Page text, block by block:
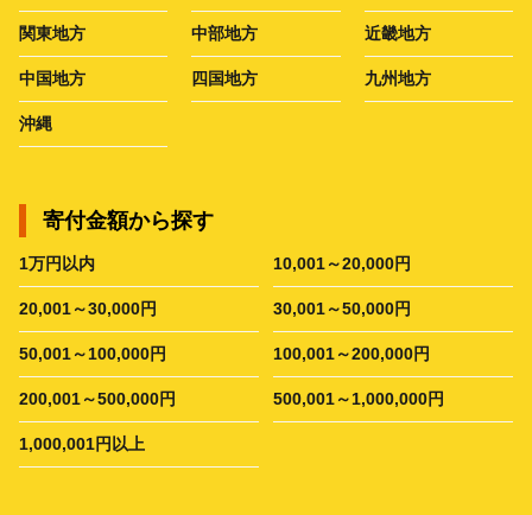
関東地方 中部地方 近畿地方
中国地方 四国地方 九州地方
沖縄
寄付金額から探す
1万円以内 10,001～20,000円
20,001～30,000円 30,001～50,000円
50,001～100,000円 100,001～200,000円
200,001～500,000円 500,001～1,000,000円
1,000,001円以上